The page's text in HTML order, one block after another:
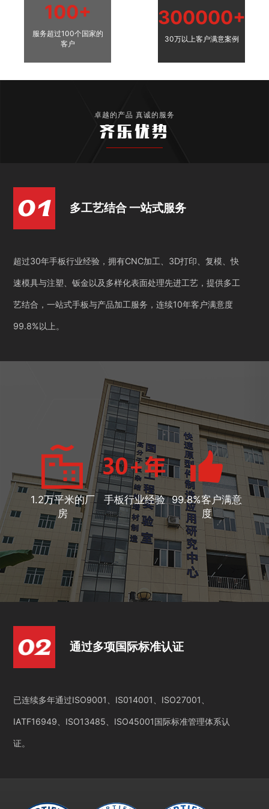
100+
服务超过100个国家的
客户
300000+
30万以上客户满意案例
卓越的产品 真诚的服务
齐乐优势
多工艺结合 一站式服务
超过30年手板行业经验，拥有CNC加工、3D打印、复模、快
速模具与注塑、钣金以及多样化表面处理先进工艺，提供多工
艺结合，一站式手板与产品加工服务，连续10年客户满意度
99.8%以上。
1.2万平米的厂
房
手板行业经验 99.8%客户满意
度
通过多项国际标准认证
已连续多年通过ISO9001、IS014001、ISO27001、
IATF16949、ISO13485、ISO45001国际标准管理体系认
证。